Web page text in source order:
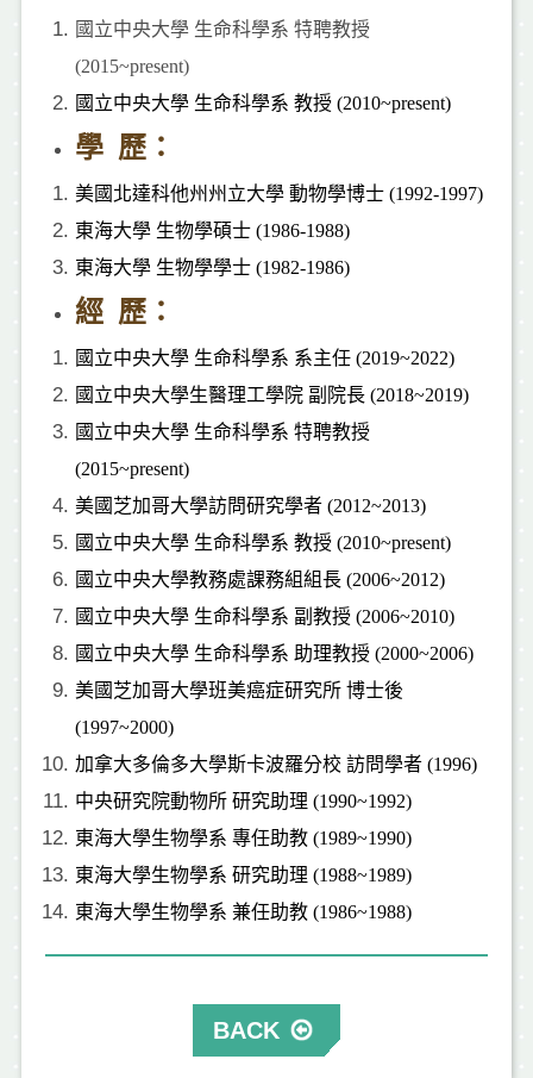
國立中央大學 生命科學系 特聘教授
(2015~present)
國立中央大學 生命科學系 教授 (2010~present)
學 歷：
美國北達科他州州立大學 動物學博士 (1992-1997)
東海大學 生物學碩士 (1986-1988)
東海大學 生物學學士 (1982-1986)
經 歷：
國立中央大學 生命科學系 系主任 (2019~2022)
國立中央大學生醫理工學院 副院長 (2018~2019)
國立中央大學 生命科學系 特聘教授
(2015~present)
美國芝加哥大學訪問研究學者 (2012~2013)
國立中央大學 生命科學系 教授 (2010~present)
國立中央大學教務處課務組組長 (2006~2012)
國立中央大學 生命科學系 副教授 (2006~2010)
國立中央大學 生命科學系 助理教授 (2000~2006)
美國芝加哥大學班美癌症研究所 博士後
(1997~2000)
加拿大多倫多大學斯卡波羅分校 訪問學者 (1996)
中央研究院動物所 研究助理 (1990~1992)
東海大學生物學系 專任助教 (1989~1990)
東海大學生物學系 研究助理 (1988~1989)
東海大學生物學系 兼任助教 (1986~1988)
BACK